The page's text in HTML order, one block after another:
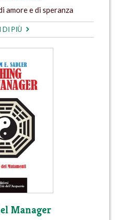
amore e di speranza
DI PIÙ
Manager